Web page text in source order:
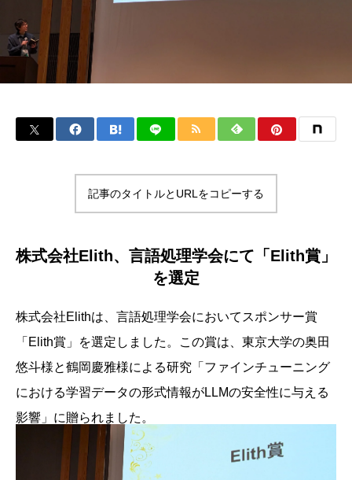
記事のタイトルとURLをコピーする
株式会社Elith、言語処理学会にて「Elith賞」
を選定
株式会社Elithは、言語処理学会においてスポンサー賞
「Elith賞」を選定しました。この賞は、東京大学の奥田
悠斗様と鶴岡慶雅様による研究「ファインチューニング
における学習データの形式情報がLLMの安全性に与える
影響」に贈られました。